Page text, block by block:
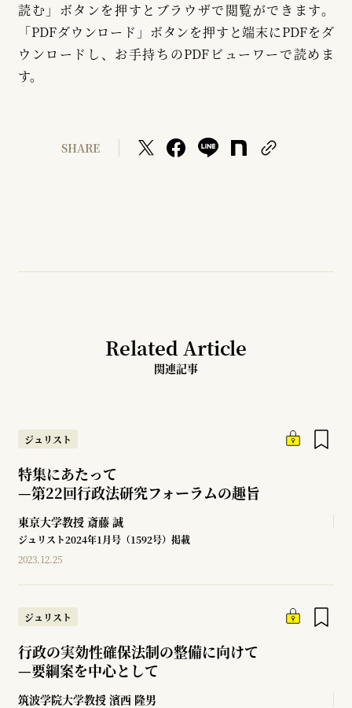
読む」ボタンを押すとブラウザで閲覧ができます。
「PDFダウンロード」ボタンを押すと端末にPDFをダ
ウンロードし、お手持ちのPDFビューワーで読めま
す。
SHARE
Related Article
関連記事
ジュリスト
特集にあたって
—第22回行政法研究フォーラムの趣旨
東京大学教授 斎藤 誠
ジュリスト2024年1月号（1592号）掲載
2023.12.25
ジュリスト
行政の実効性確保法制の整備に向けて
—要綱案を中心として
筑波学院大学教授 濱西 隆男